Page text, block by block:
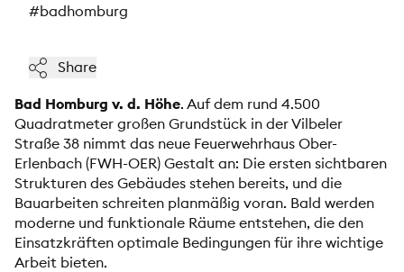
#badhomburg
Share
Bad Homburg v. d. Höhe. Auf dem rund 4.500
Quadratmeter großen Grundstück in der Vilbeler
Straße 38 nimmt das neue Feuerwehrhaus Ober-
Erlenbach (FWH-OER) Gestalt an: Die ersten sichtbaren
Strukturen des Gebäudes stehen bereits, und die
Bauarbeiten schreiten planmäßig voran. Bald werden
moderne und funktionale Räume entstehen, die den
Einsatzkräften optimale Bedingungen für ihre wichtige
Arbeit bieten.